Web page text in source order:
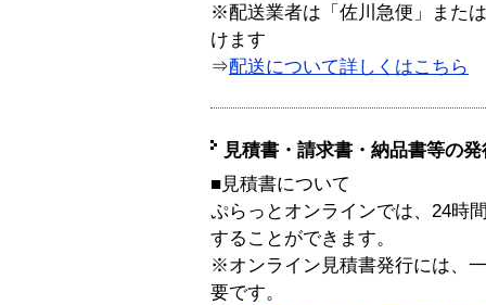
※配送業者は「佐川急便」また
けます
⇒配送について詳しくはこちら
見積書・請求書・納品書等の
■見積書について
ぷらっとオンラインでは、24時
することができます。
※オンライン見積書発行には、
要です。